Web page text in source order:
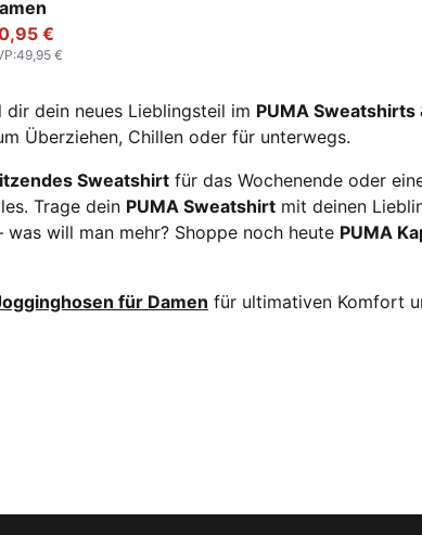
€
:49,95 €
dir dein neues Lieblingsteil im PUMA Sweatshirts
Überziehen, Chillen oder für unterwegs.
Sweatshirt für das Wochenende oder
Trage dein PUMA Sweatshirt mit deinen
will man mehr? Shoppe noch heute PUMA
für Damen für ultimativen Komfort